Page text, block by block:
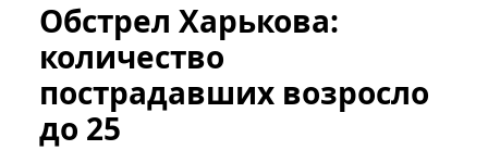
Обстрел Харькова:
количество
пострадавших возросло
до 25